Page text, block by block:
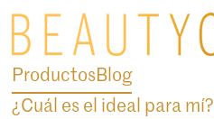
ProductosBlog
¿Cuál es el ideal para mí?